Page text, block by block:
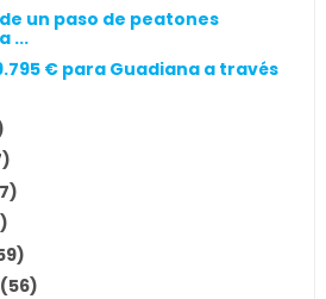
un paso de peatones
...
€ para Guadiana a través
(56)